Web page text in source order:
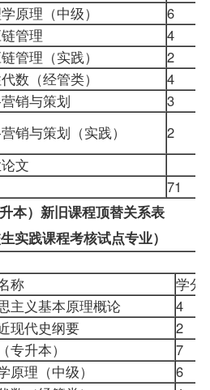
原理 （中级）
6
管理
4
管理（实践）
2
数（经管类） 4
销与策划
3
销与策划（实践）
2
文
71
本）新旧课程顶替关系表
实践课程考核试点专业）
称
学分
主义基本原理概论
4
现代史纲要
2
专升本）
7
原理（中级）
6